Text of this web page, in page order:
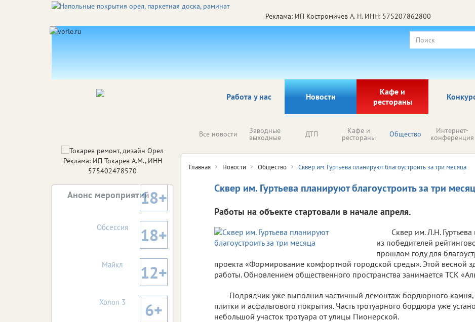
Реклама: ИП Костромичев А. Н. ИНН: 575207862800
Работа у нас Новости
Кафе и
рестораны
Все новости Заводные
выходные ДТП Кафе и
рестораны Общество Интернет-
конференция
Главная Новости Общество Сквер им. Гуртьева планируют благоустроить за три месяца
Сквер им. Гуртьева планируют благоустроить за три
Работы на объекте стартовали в начале апреля.
Сквер им. Л.Н.
из победителей
прошлом году для
проекта «Формирование комфортной городской среды». Этой весной
работы. Обновлением общественного пространства занимается ТСК
Подрядчик уже выполнил частичный демонтаж бордюрного камня,
плитки и асфальтового покрытия. Часть тротуарного бордюра уже
небольшой участок тротуара от улицы Пионерской.
Реклама: ИП Токарев А.М., ИНН
575402478570
Анонс мероприятий18+
Обсессия 18+
Майкл 12+
Холоп 3 6+